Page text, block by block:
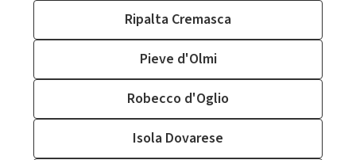
Ripalta Cremasca
Pieve d'Olmi
Robecco d'Oglio
Isola Dovarese